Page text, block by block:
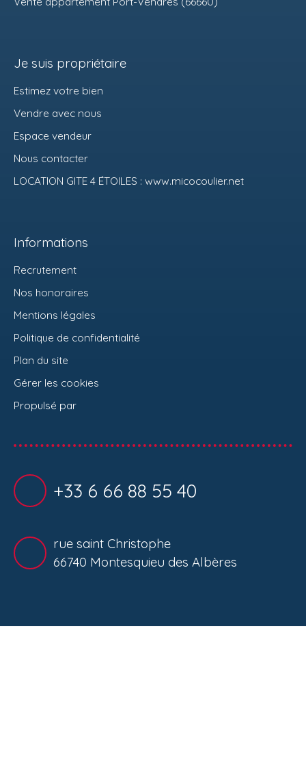
Je suis propriétaire
Estimez votre bien
Vendre avec nous
Espace vendeur
Nous contacter
LOCATION GITE 4 ÉTOILES : www.micocoulier.net
Informations
Recrutement
Nos honoraires
Mentions légales
Politique de confidentialité
Plan du site
Gérer les cookies
Propulsé par
+33 6 66 88 55 40
rue saint Christophe
66740 Montesquieu des Albères